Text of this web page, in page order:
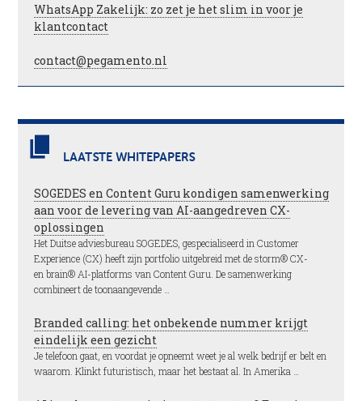
WhatsApp Zakelijk: zo zet je het slim in voor je
klantcontact
contact@pegamento.nl
LAATSTE WHITEPAPERS
SOGEDES en Content Guru kondigen samenwerking
aan voor de levering van AI-aangedreven CX-
oplossingen
Het Duitse adviesbureau SOGEDES, gespecialiseerd in Customer
Experience (CX) heeft zijn portfolio uitgebreid met de storm® CX-
en brain® AI-platforms van Content Guru. De samenwerking
combineert de toonaangevende …
Branded calling: het onbekende nummer krijgt
eindelijk een gezicht
Je telefoon gaat, en voordat je opneemt weet je al welk bedrijf er belt en
waarom. Klinkt futuristisch, maar het bestaat al. In Amerika …